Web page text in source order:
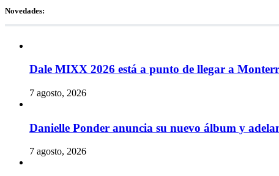
Novedades:
Dale MIXX 2026 está a punto de llegar a
7 agosto, 2026
Danielle Ponder anuncia su nuevo álbum y
7 agosto, 2026